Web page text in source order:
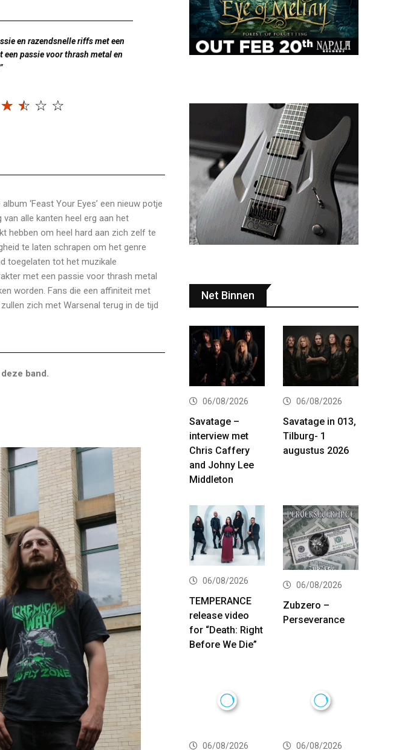
en razendsnelle riffs met een
passie voor thrash metal en
☆ ☆ ☆ ☆
‘Feast Your Eyes’ een nieuw potje
alle kanten heel erg aan het
hebben om heel hard aan zich zelf te
te laten schrapen om het genre
toegelaten tot het muzikale
met een passie voor thrash metal
worden. Fans die een affiniteit met
zich met Warsenal terug in de tijd
band.
Net Binnen
06/08/2026
Savatage –
interview met
Chris Caffery
and Johny Lee
Middleton
06/08/2026
Savatage in 013,
Tilburg- 1
augustus 2026
06/08/2026
TEMPERANCE
release video
for “Death: Right
Before We Die”
06/08/2026
Zubzero –
Perseverance
06/08/2026 06/08/2026